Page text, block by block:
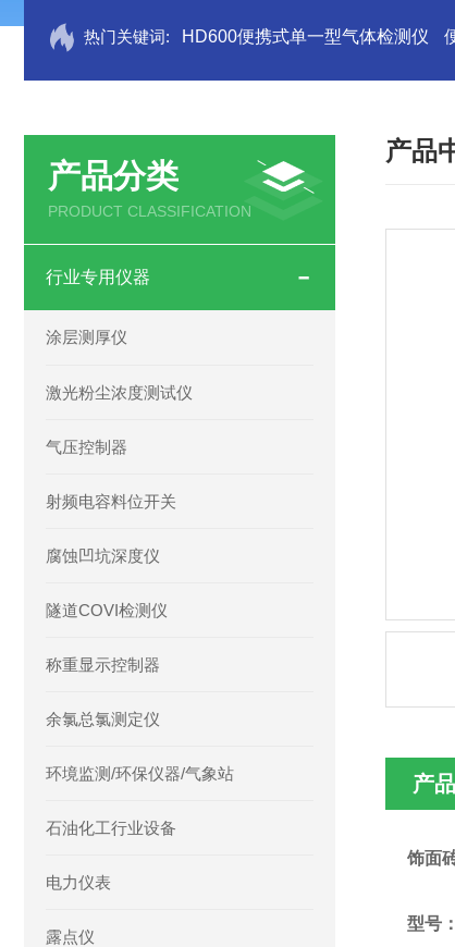
热门关键词: HD600便携式单一型气体检测仪
产品分类
PRODUCT CLASSIFICATION
行业专用仪器
涂层测厚仪
激光粉尘浓度测试仪
气压控制器
射频电容料位开关
腐蚀凹坑深度仪
隧道COVI检测仪
称重显示控制器
余氯总氯测定仪
环境监测/环保仪器/气象站
石油化工行业设备
电力仪表
露点仪
产品
产
饰面
型号